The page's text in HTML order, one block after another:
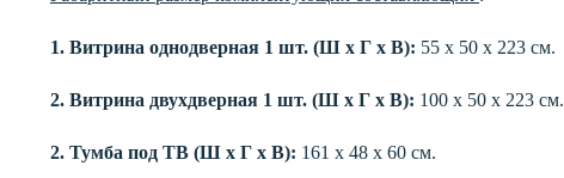
1. Витрина однодверная 1 шт. (Ш х Г х В): 55 х 50 х 223 см.
2. Витрина двухдверная 1 шт. (Ш х Г х В): 100 х 50 х 223 см.
2. Тумба под ТВ (Ш х Г х В): 161 х 48 х 60 см.